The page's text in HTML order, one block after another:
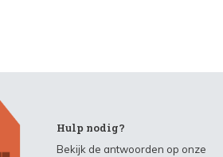
Hulp nodig?
Bekijk de antwoorden op onze